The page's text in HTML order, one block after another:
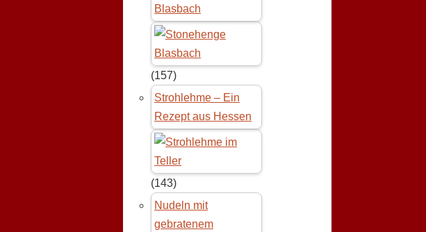
Blasbach
(157)
Strohlehme – Ein
Rezept aus Hessen
(143)
Nudeln mit
gebratenem